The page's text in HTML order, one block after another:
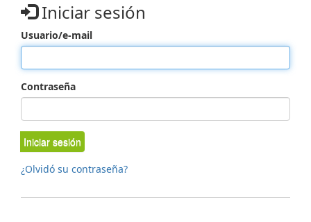
Iniciar sesión
Usuario/e-mail
Contraseña
Iniciar sesión
¿Olvidó su contraseña?